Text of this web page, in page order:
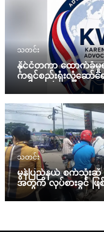
သတင်း
နိုင်ငံတကာ ထောက်ခံမှုရ
ကရင်စည်းရုံးလှုံ့ဆော်
သတင်း
မွန်ပြည်နယ် စက်သုံး
အတွက် လုပ်စားခွင် ဖြ